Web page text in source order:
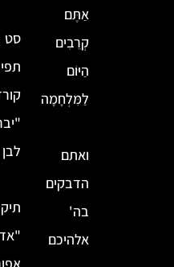
אַתֶּם
קְרֵבִים
הַיּוֹם
לַמִּלְחָמָה
ואתם
הדבקים
בה'
אלהיכם
סט
לבן